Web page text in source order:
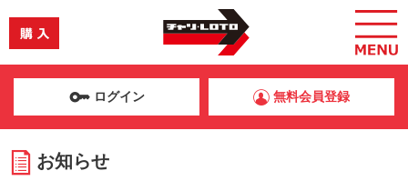
ログイン 無料会員登録
お知らせ